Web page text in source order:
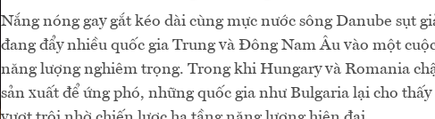
Nắng nóng gay gắt kéo dài cùng mực nước sông Danube sụt
đang đẩy nhiều quốc gia Trung và Đông Nam Âu vào một
năng lượng nghiêm trọng. Trong khi Hungary và Romania
sản xuất để ứng phó, những quốc gia như Bulgaria lại cho thấy